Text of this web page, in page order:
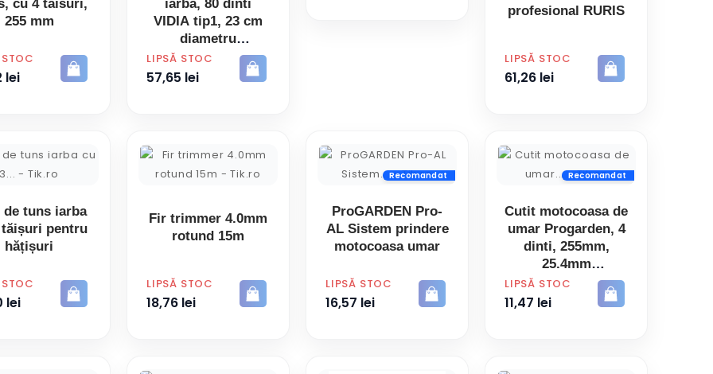
cu 4 taisuri,
255 mm
lei
iarba, 80 dinti
VIDIA tip1, 23 cm
diametru
PRET
LIPSĂ STOC
57,65 lei
profesional RURIS
PRET
LIPSĂ STOC
61,26 lei
de tuns iarba
pentru
hățișuri
lei
Fir trimmer 4.0mm
rotund 15m
PRET
LIPSĂ STOC
18,76 lei
Recomandat
ProGARDEN Pro-
AL Sistem prindere
motocoasa umar
PRET
LIPSĂ STOC
16,57 lei
Recomandat
Cutit motocoasa de
umar Progarden, 4
dinti, 255mm,
25.4mm
PRET
LIPSĂ STOC
11,47 lei